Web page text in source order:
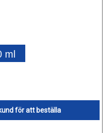
ml
för att beställa